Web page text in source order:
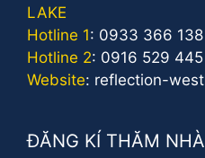
LAKE
Hotline 1: 0933 366 138
Hotline 2: 0916 529 445
Website: reflection-
ĐĂNG KÍ THĂM